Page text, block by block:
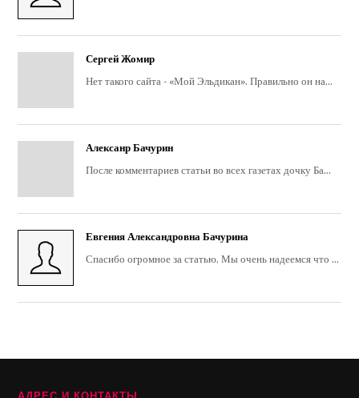
Сергей Жомир
Нет такого сайта - «Мой Эльдикан». Правильно он на...
Алексанр Бачурин
После комментариев статьи во всех газетах дочку Ба...
Евгения Александровна Бачурина
Спасибо огромное за статью. Мы очень надеемся что ...